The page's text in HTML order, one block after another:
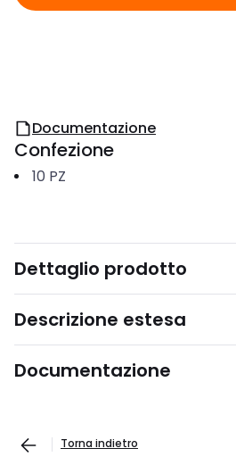
Documentazione
Confezione
10 PZ
Dettaglio prodotto
Descrizione estesa
Documentazione
Torna indietro